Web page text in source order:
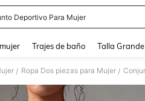
Deportivo Para Mujer
Trajes de baño Talla Grande
/ Ropa Dos piezas para Mujer /